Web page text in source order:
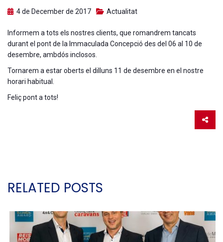
4 de December de 2017 Actualitat
Informem a tots els nostres clients, que romandrem tancats
durant el pont de la Immaculada Concepció des del 06 al 10 de
desembre, ambdós inclosos.
Tornarem a estar oberts el dilluns 11 de desembre en el nostre
horari habitual.
Feliç pont a tots!
RELATED POSTS